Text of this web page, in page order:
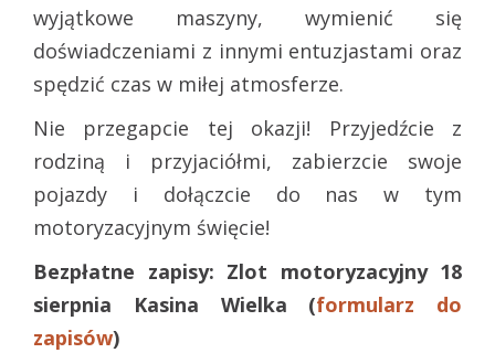
wyjątkowe maszyny, wymienić się
doświadczeniami z innymi entuzjastami oraz
spędzić czas w miłej atmosferze.
Nie przegapcie tej okazji! Przyjedźcie z
rodziną i przyjaciółmi, zabierzcie swoje
pojazdy i dołączcie do nas w tym
motoryzacyjnym święcie!
Bezpłatne zapisy: Zlot motoryzacyjny 18
sierpnia Kasina Wielka (formularz do
zapisów)